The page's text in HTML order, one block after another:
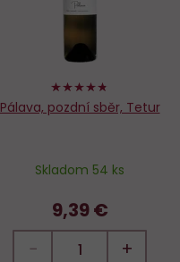
94%
Pálava, pozdní sběr, Tetur
Skladom 54 ks
9,39 €
− +